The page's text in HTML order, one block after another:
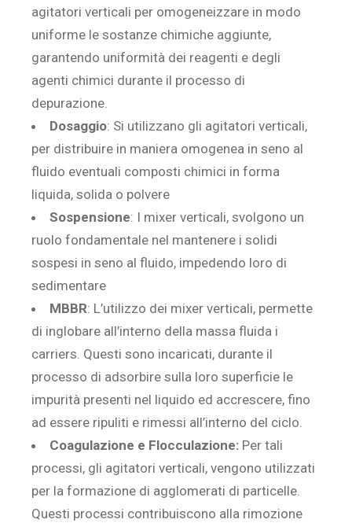
agitatori verticali per omogeneizzare in modo
uniforme le sostanze chimiche aggiunte,
garantendo uniformità dei reagenti e degli
agenti chimici durante il processo di
depurazione.
Dosaggio: Si utilizzano gli agitatori verticali,
per distribuire in maniera omogenea in seno al
fluido eventuali composti chimici in forma
liquida, solida o polvere
Sospensione: I mixer verticali, svolgono un
ruolo fondamentale nel mantenere i solidi
sospesi in seno al fluido, impedendo loro di
sedimentare
MBBR: L’utilizzo dei mixer verticali, permette
di inglobare all’interno della massa fluida i
carriers. Questi sono incaricati, durante il
processo di adsorbire sulla loro superficie le
impurità presenti nel liquido ed accrescere, fino
ad essere ripuliti e rimessi all’interno del ciclo.
Coagulazione e Flocculazione: Per tali
processi, gli agitatori verticali, vengono utilizzati
per la formazione di agglomerati di particelle.
Questi processi contribuiscono alla rimozione